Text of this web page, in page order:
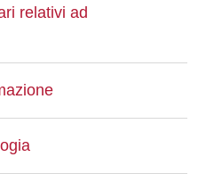
relativi ad